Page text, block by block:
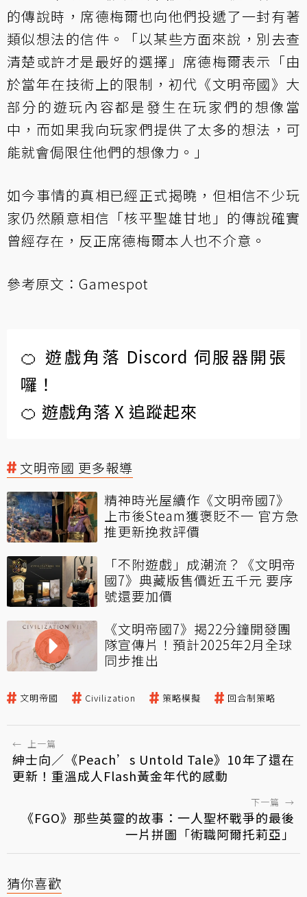
的傳說時，席德梅爾也向他們投遞了一封有著
類似想法的信件。「以某些方面來說，別去查
清楚或許才是最好的選擇」席德梅爾表示「由
於當年在技術上的限制，初代《文明帝國》大
部分的遊玩內容都是發生在玩家們的想像當
中，而如果我向玩家們提供了太多的想法，可
能就會侷限住他們的想像力。」
如今事情的真相已經正式揭曉，但相信不少玩
家仍然願意相信「核平聖雄甘地」的傳說確實
曾經存在，反正席德梅爾本人也不介意。
參考原文： Gamespot
🍊 遊戲角落 Discord 伺服器開張
囉！
🍊 遊戲角落 X 追蹤起來
文明帝國 更多報導
精神時光屋續作《文明帝國7》
上市後Steam獲褒貶不一 官方急
推更新挽救評價
「不附遊戲」成潮流？《文明帝
國7》典藏版售價近五千元 要序
號還要加價
《文明帝國7》揭22分鐘開發團
隊宣傳片！預計2025年2月全球
同步推出
文明帝國 Civilization 策略模擬 回合制策略
← 上一篇
紳士向／《Peach’s Untold Tale》10年了還在
更新！重溫成人Flash黃金年代的感動
下一篇 →
《FGO》那些英靈的故事：一人聖杯戰爭的最後
一片拼圖「術職阿爾托莉亞」
猜你喜歡